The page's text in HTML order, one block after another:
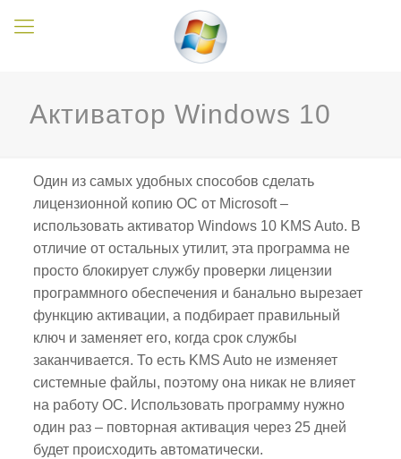
Активатор Windows 10
Один из самых удобных способов сделать
лицензионной копию ОС от Microsoft –
использовать активатор Windows 10 KMS Auto. В
отличие от остальных утилит, эта программа не
просто блокирует службу проверки лицензии
программного обеспечения и банально вырезает
функцию активации, а подбирает правильный
ключ и заменяет его, когда срок службы
заканчивается. То есть KMS Auto не изменяет
системные файлы, поэтому она никак не влияет
на работу ОС. Использовать программу нужно
один раз – повторная активация через 25 дней
будет происходить автоматически.